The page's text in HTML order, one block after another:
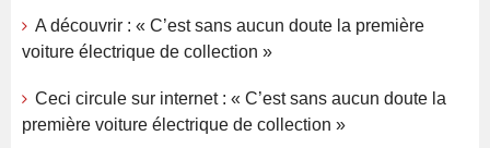
A découvrir : « C’est sans aucun doute la première
voiture électrique de collection »
Ceci circule sur internet : « C’est sans aucun doute la
première voiture électrique de collection »